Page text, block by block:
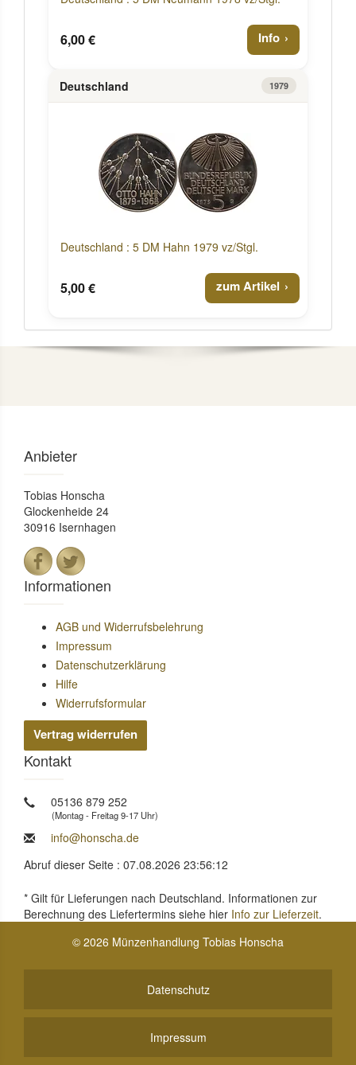
6,00 € Info
Deutschland 1979
Deutschland : 5 DM Hahn 1979 vz/Stgl.
5,00 € zum Artikel
Anbieter
Tobias Honscha
Glockenheide 24
30916 Isernhagen
Informationen
AGB und Widerrufsbelehrung
Impressum
Datenschutzerklärung
Hilfe
Widerrufsformular
Vertrag widerrufen
Kontakt
05136 879 252
(Montag - Freitag 9-17 Uhr)
info@honscha.de
Abruf dieser Seite : 07.08.2026 23:56:12
* Gilt für Lieferungen nach Deutschland. Informationen zur
Berechnung des Liefertermins siehe hier Info zur Lieferzeit.
© 2026 Münzenhandlung Tobias Honscha
Datenschutz
Impressum